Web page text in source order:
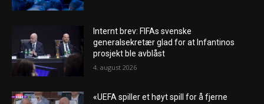
Internt brev: FIFAs svenske
generalsekretær glad for at Infantinos
prosjekt ble avblåst
4. august 2026
«UEFA spiller et høyt spill for å fjerne